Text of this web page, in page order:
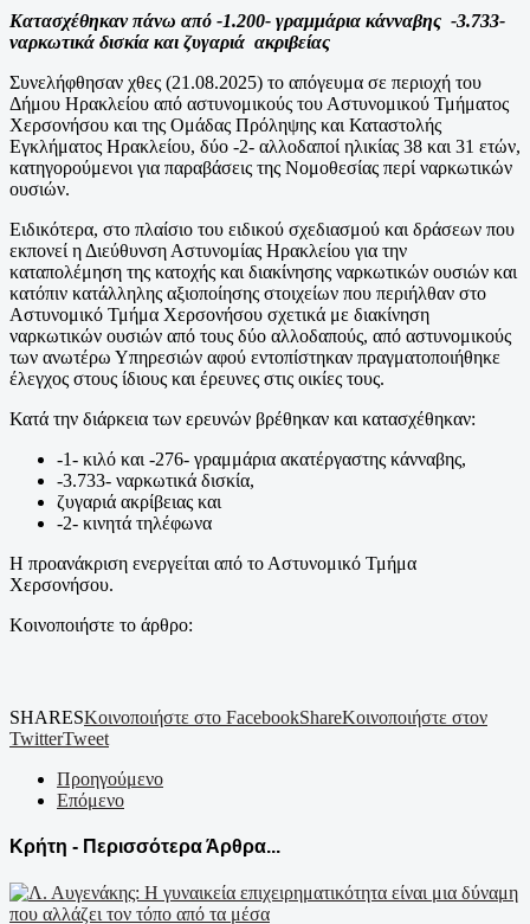
Κατασχέθηκαν πάνω από -1.200- γραμμάρια κάνναβης -3.733-
ναρκωτικά δισκία και ζυγαριά ακριβείας
Συνελήφθησαν χθες (21.08.2025) το απόγευμα σε περιοχή του
Δήμου Ηρακλείου από αστυνομικούς του Αστυνομικού Τμήματος
Χερσονήσου και της Ομάδας Πρόληψης και Καταστολής
Εγκλήματος Ηρακλείου, δύο -2- αλλοδαποί ηλικίας 38 και 31 ετών,
κατηγορούμενοι για παραβάσεις της Νομοθεσίας περί ναρκωτικών
ουσιών.
Ειδικότερα, στο πλαίσιο του ειδικού σχεδιασμού και δράσεων που
εκπονεί η Διεύθυνση Αστυνομίας Ηρακλείου για την
καταπολέμηση της κατοχής και διακίνησης ναρκωτικών ουσιών και
κατόπιν κατάλληλης αξιοποίησης στοιχείων που περιήλθαν στο
Αστυνομικό Τμήμα Χερσονήσου σχετικά με διακίνηση
ναρκωτικών ουσιών από τους δύο αλλοδαπούς, από αστυνομικούς
των ανωτέρω Υπηρεσιών αφού εντοπίστηκαν πραγματοποιήθηκε
έλεγχος στους ίδιους και έρευνες στις οικίες τους.
Κατά την διάρκεια των ερευνών βρέθηκαν και κατασχέθηκαν:
-1- κιλό και -276- γραμμάρια ακατέργαστης κάνναβης,
-3.733- ναρκωτικά δισκία,
ζυγαριά ακρίβειας και
-2- κινητά τηλέφωνα
Η προανάκριση ενεργείται από το Αστυνομικό Τμήμα
Χερσονήσου.
Κοινοποιήστε το άρθρο:
SHARESΚοινοποιήστε στο FacebookShareΚοινοποιήστε στον
TwitterTweet
Προηγούμενο
Επόμενο
Κρήτη - Περισσότερα Άρθρα...